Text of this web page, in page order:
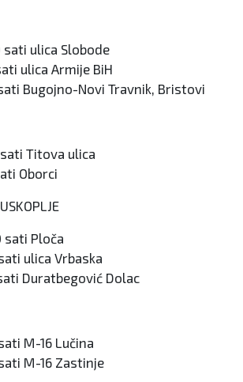
ulica Slobode
ulica Armije BiH
Bugojno-Novi Travnik, Bristovi
Titova ulica
Oborci
sati Ploča
ulica Vrbaska
Duratbegović Dolac
M-16 Lučina
M-16 Zastinje